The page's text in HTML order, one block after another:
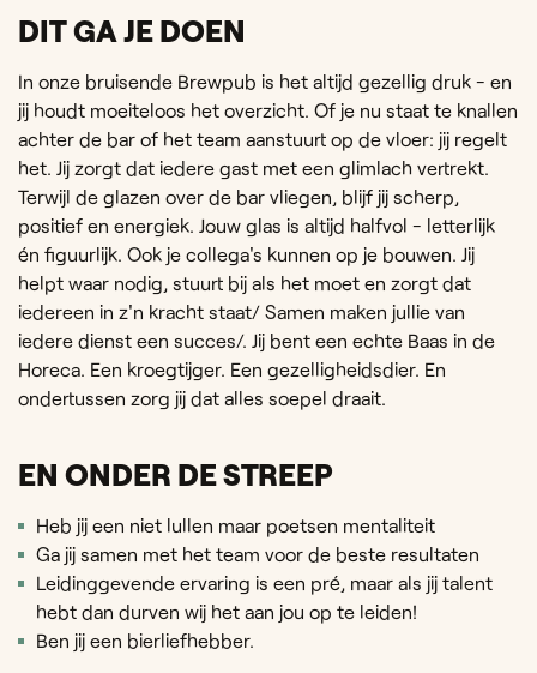
DIT GA JE DOEN
In onze bruisende Brewpub is het altijd gezellig druk - en
jij houdt moeiteloos het overzicht. Of je nu staat te knallen
achter de bar of het team aanstuurt op de vloer: jij regelt
het. Jij zorgt dat iedere gast met een glimlach vertrekt.
Terwijl de glazen over de bar vliegen, blijf jij scherp,
positief en energiek. Jouw glas is altijd halfvol - letterlijk
én figuurlijk. Ook je collega's kunnen op je bouwen. Jij
helpt waar nodig, stuurt bij als het moet en zorgt dat
iedereen in z'n kracht staat/ Samen maken jullie van
iedere dienst een succes/. Jij bent een echte Baas in de
Horeca. Een kroegtijger. Een gezelligheidsdier. En
ondertussen zorg jij dat alles soepel draait.
EN ONDER DE STREEP
Heb jij een niet lullen maar poetsen mentaliteit
Ga jij samen met het team voor de beste resultaten
Leidinggevende ervaring is een pré, maar als jij talent
hebt dan durven wij het aan jou op te leiden!
Ben jij een bierliefhebber.